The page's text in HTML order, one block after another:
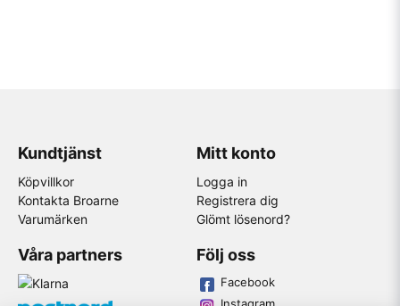
Kundtjänst
Köpvillkor
Kontakta Broarne
Varumärken
Mitt konto
Logga in
Registrera dig
Glömt lösenord?
Våra partners Följ oss
Facebook